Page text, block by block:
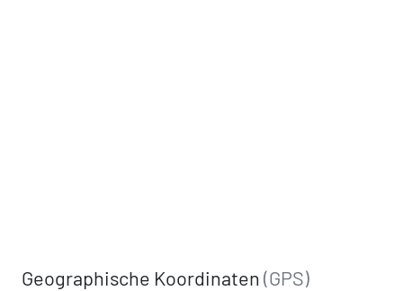
Geographische Koordinaten(GPS)